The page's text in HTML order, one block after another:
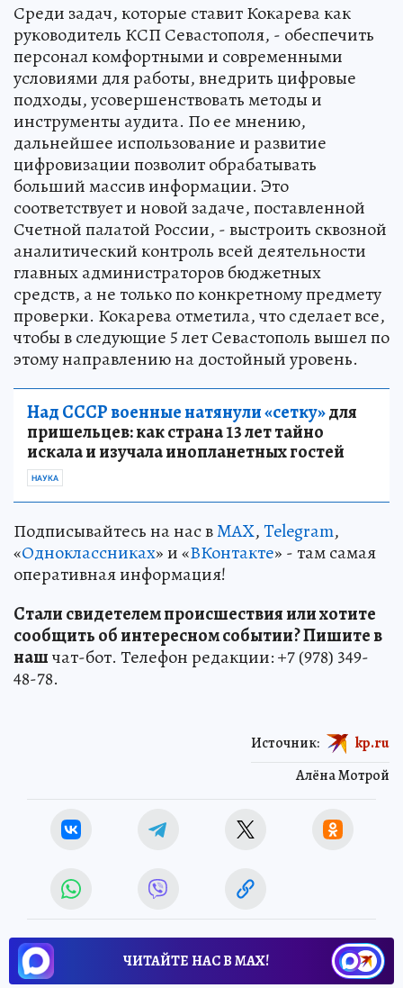
Среди задач, которые ставит Кокарева как
руководитель КСП Севастополя, - обеспечить
персонал комфортными и современными
условиями для работы, внедрить цифровые
подходы, усовершенствовать методы и
инструменты аудита. По ее мнению,
дальнейшее использование и развитие
цифровизации позволит обрабатывать
больший массив информации. Это
соответствует и новой задаче, поставленной
Счетной палатой России, - выстроить сквозной
аналитический контроль всей деятельности
главных администраторов бюджетных
средств, а не только по конкретному предмету
проверки. Кокарева отметила, что сделает все,
чтобы в следующие 5 лет Севастополь вышел по
этому направлению на достойный уровень.
Над СССР военные натянули «сетку»для
пришельцев: как страна 13 лет тайно
искала и изучала инопланетных гостей
НАУКА
Подписывайтесь на нас вMAX,Telegram,
«Одноклассниках» и «ВКонтакте» - там самая
оперативная информация!
Стали свидетелем происшествия или хотите
сообщить об интересном событии? Пишите в
нашчат-бот. Телефон редакции: +7 (978) 349-
48-78.
Алёна Мотрой
Источник: kp.ru
ЧИТАЙТЕ НАС В МАХ!